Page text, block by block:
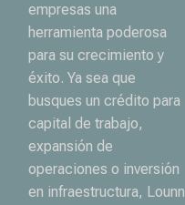
empresas una
herramienta poderosa
para su crecimiento y
éxito. Ya sea que
busques un crédito para
capital de trabajo,
expansión de
operaciones o inversión
en infraestructura, Lounn